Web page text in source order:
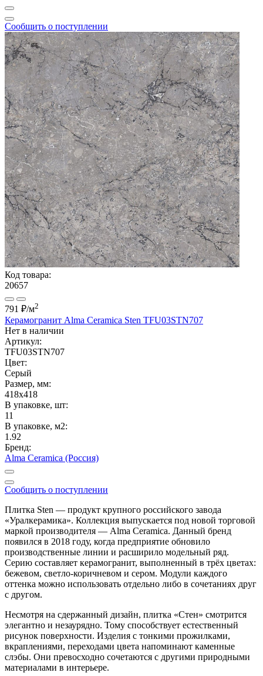
Сообщить о поступлении
Код товара:
20657
791 ₽/м2
Керамогранит Alma Ceramica Sten TFU03STN707
Нет в наличии
Артикул:
TFU03STN707
Цвет:
Серый
Размер, мм:
418x418
В упаковке, шт:
11
В упаковке, м2:
1.92
Бренд:
Alma Ceramica (Россия)
Сообщить о поступлении
Плитка Sten — продукт крупного российского завода
«Уралкерамика». Коллекция выпускается под новой торговой
маркой производителя — Alma Ceramica. Данный бренд
появился в 2018 году, когда предприятие обновило
производственные линии и расширило модельный ряд.
Серию составляет керамогранит, выполненный в трёх цветах:
бежевом, светло-коричневом и сером. Модули каждого
оттенка можно использовать отдельно либо в сочетаниях друг
с другом.
Несмотря на сдержанный дизайн, плитка «Стен» смотрится
элегантно и незаурядно. Тому способствует естественный
рисунок поверхности. Изделия с тонкими прожилками,
вкраплениями, переходами цвета напоминают каменные
слэбы. Они превосходно сочетаются с другими природными
материалами в интерьере.